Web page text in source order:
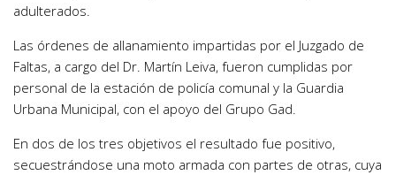
adulterados.
Las órdenes de allanamiento impartidas por el Juzgado de
Faltas, a cargo del Dr. Martín Leiva, fueron cumplidas por
personal de la estación de policía comunal y la Guardia
Urbana Municipal, con el apoyo del Grupo Gad.
En dos de los tres objetivos el resultado fue positivo,
secuestrándose una moto armada con partes de otras, cuya